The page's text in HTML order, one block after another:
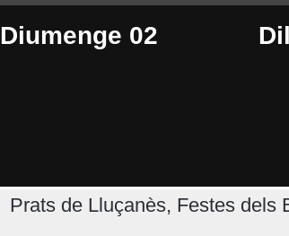
Diumenge 02
Dimecres 05
Prats de Lluçanès, Festes dels